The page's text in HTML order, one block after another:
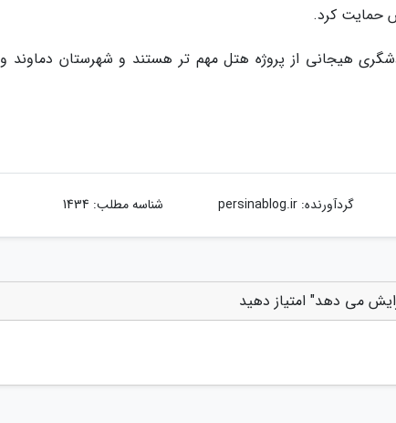
حمایت کرد.
هیجانی از پروژه هتل مهم تر هستند و شهرستان دماوند و
گردآورنده:persinablog.ir شناسه مطلب: 1434
می دهد" امتیاز دهید